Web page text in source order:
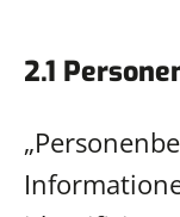
2.1